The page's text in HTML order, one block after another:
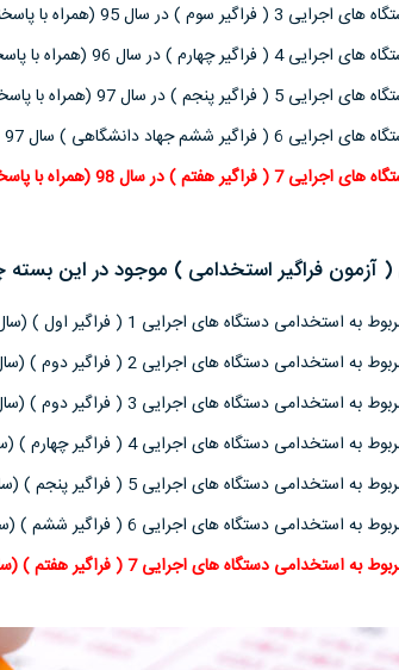
95 (همراه با پاسخنامه تشریحی)
سال 96 (همراه با پاسخنامه تشریحی)
سال 97 (همراه با پاسخنامه تشریحی)
) سال 97 (همراه با پاسخنامه تشریحی)
سال 98 (همراه با پاسخنامه تشریحی)
آزمون فراگیر استخدامی ) موجود در این